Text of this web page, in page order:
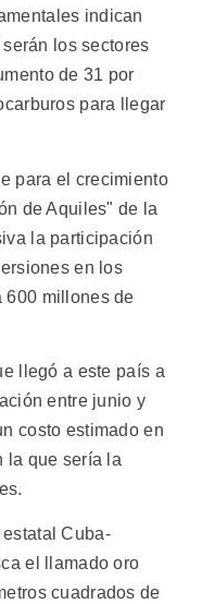
indican
los sectores
de 31 por
para llegar
para el crecimiento
de Aquiles" de la
la participación
en los
600 millones de
llegó a este país a
entre junio y
costo estimado en
la que sería la
Cuba-
el llamado oro
cuadrados de